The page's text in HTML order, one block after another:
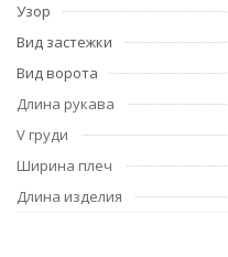
Узор
Вид застежки
Вид ворота
Длина рукава
V груди
Ширина плеч
Длина изделия